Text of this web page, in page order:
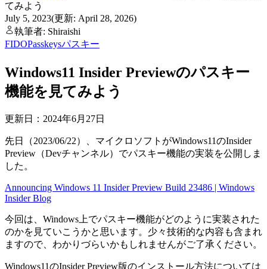
てみよう
July 5, 2023(更新: April 28, 2026)
執筆者: Shiraishi
FIDOPasskeysパスキー
Windows11 Insider Previewのパスキー
機能を見てみよう
更新日：2024年6月27日
先日（2023/06/22）、マイクロソフトがWindows11のInsider
Preview（Devチャンネル）でパスキー機能の実装を公開しま
した。
Announcing Windows 11 Insider Preview Build 23486 | Windows
Insider Blog
今回は、Windows上でパスキー機能がどのように実装された
のかを見ていこうかと思います。少々技術的な内容も含まれ
ますので、わかりづらいかもしれませんがご了承ください。
Windows11のInsider Preview版のインストール方法については